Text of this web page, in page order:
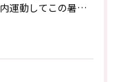
室内運動してこの暑い夏を乗り越えよう！！